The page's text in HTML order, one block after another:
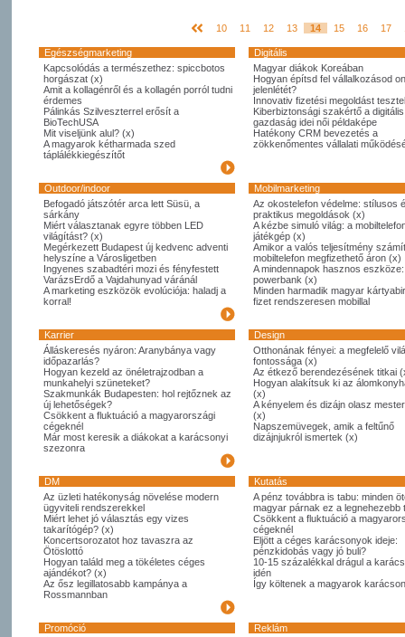
10 11 12 13 14 15 16 17
Egészségmarketing
Digitális
Kapcsolódás a természethez: spiccbotos
horgászat (x)
Amit a kollagénről és a kollagén porról tudni
érdemes
Pálinkás Szilveszterrel erősít a
BioTechUSA
Mit viseljünk alul? (x)
A magyarok kétharmada szed
táplálékkiegészítőt
Magyar diákok Koreában
Hogyan építsd fel vállalkozásod
jelenlétét?
Innovativ fizetési megoldást
Kiberbiztonsági szakértő a digitális
gazdaság idei női példaképe
Hatékony CRM bevezetés a
zökkenőmentes vállalati
Outdoor/indoor
Mobilmarketing
Befogadó játszótér arca lett Süsü, a
sárkány
Miért választanak egyre többen LED
világítást? (x)
Megérkezett Budapest új kedvenc adventi
helyszíne a Városligetben
Ingyenes szabadtéri mozi és fényfestett
VarázsErdő a Vajdahunyad váránál
A marketing eszközök evolúciója: haladj a
korral!
Az okostelefon védelme: stílusos
praktikus megoldások (x)
A kézbe simuló világ: a
játékgép (x)
Amikor a valós teljesítmény
mobiltelefon megfizethető áron (x)
A mindennapok hasznos
powerbank (x)
Minden harmadik magyar
fizet rendszeresen mobillal
Karrier
Design
Álláskeresés nyáron: Aranybánya vagy
időpazarlás?
Hogyan kezeld az önéletrajzodban a
munkahelyi szüneteket?
Szakmunkák Budapesten: hol rejtőznek az
új lehetőségek?
Csökkent a fluktuáció a magyarországi
cégeknél
Már most keresik a diákokat a karácsonyi
szezonra
Otthonának fényei: a megfelelő
fontossága (x)
Az étkező berendezésének titkai
Hogyan alakítsuk ki az
(x)
A kényelem és dizájn olasz
(x)
Napszemüvegek, amik a feltűnő
dizájnjukról ismertek (x)
DM
Kutatás
Az üzleti hatékonyság növelése modern
ügyviteli rendszerekkel
Miért lehet jó választás egy vizes
takarítógép? (x)
Koncertsorozatot hoz tavaszra az
Ötöslottó
Hogyan találd meg a tökéletes céges
ajándékot? (x)
Az ősz legillatosabb kampánya a
Rossmannban
A pénz továbbra is tabu: minden
magyar párnak ez a legnehezebb
Csökkent a fluktuáció a
cégeknél
Eljött a céges karácsonyok ideje:
pénzkidobás vagy jó buli?
10-15 százalékkal drágul a
idén
Így költenek a magyarok
Promóció
Reklám